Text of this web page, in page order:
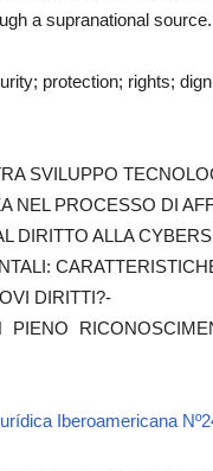
a supranational source.
protection; rights;
SVILUPPO
NEL PROCESSO DI
DIRITTO ALLA
DIRITTI?-
Iberoamericana